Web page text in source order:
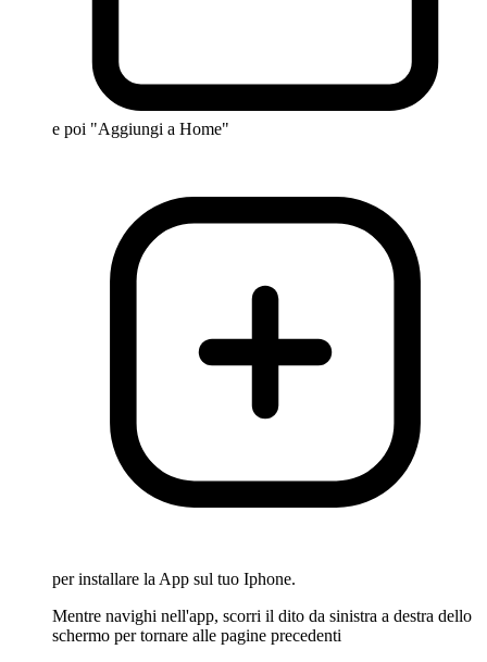
e poi "Aggiungi a Home"
per installare la App sul tuo Iphone.
Mentre navighi nell'app, scorri il dito da sinistra a destra dello
schermo per tornare alle pagine precedenti